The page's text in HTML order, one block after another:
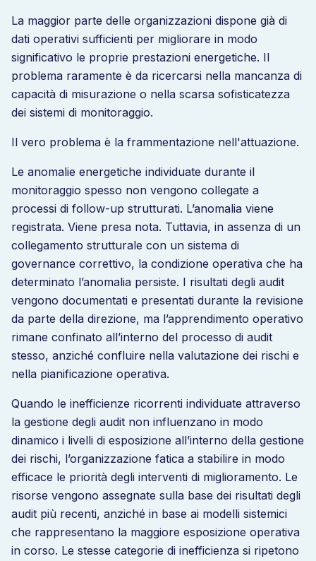
La maggior parte delle organizzazioni dispone già di
dati operativi sufficienti per migliorare in modo
significativo le proprie prestazioni energetiche. Il
problema raramente è da ricercarsi nella mancanza di
capacità di misurazione o nella scarsa sofisticatezza
dei sistemi di monitoraggio.
Il vero problema è la frammentazione nell'attuazione.
Le anomalie energetiche individuate durante il
monitoraggio spesso non vengono collegate a
processi di follow-up strutturati. L’anomalia viene
registrata. Viene presa nota. Tuttavia, in assenza di un
collegamento strutturale con un sistema di
governance correttivo, la condizione operativa che ha
determinato l’anomalia persiste. I risultati degli audit
vengono documentati e presentati durante la revisione
da parte della direzione, ma l’apprendimento operativo
rimane confinato all’interno del processo di audit
stesso, anziché confluire nella valutazione dei rischi e
nella pianificazione operativa.
Quando le inefficienze ricorrenti individuate attraverso
la gestione degli audit non influenzano in modo
dinamico i livelli di esposizione all’interno della gestione
dei rischi, l’organizzazione fatica a stabilire in modo
efficace le priorità degli interventi di miglioramento. Le
risorse vengono assegnate sulla base dei risultati degli
audit più recenti, anziché in base ai modelli sistemici
che rappresentano la maggiore esposizione operativa
in corso. Le stesse categorie di inefficienza si ripetono